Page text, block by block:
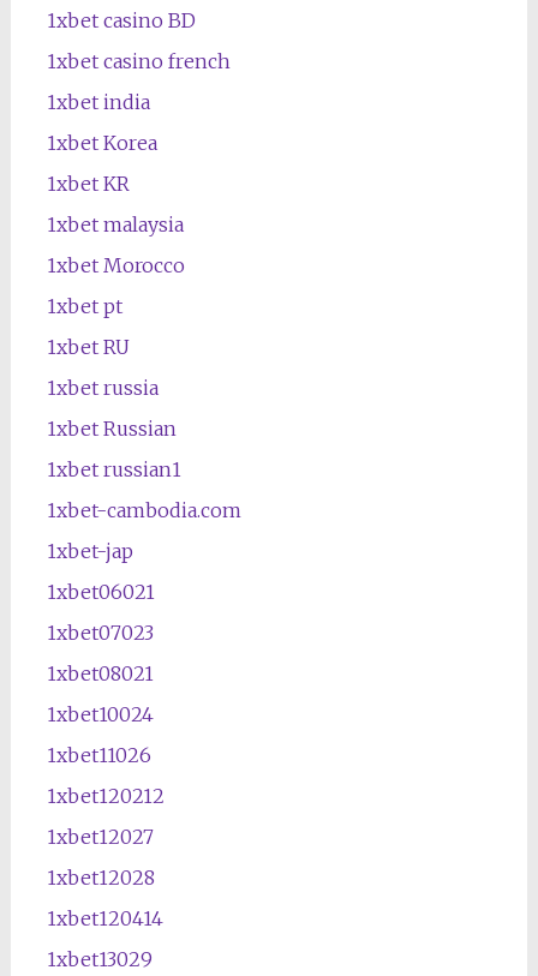
1xbet casino BD
1xbet casino french
1xbet india
1xbet Korea
1xbet KR
1xbet malaysia
1xbet Morocco
1xbet pt
1xbet RU
1xbet russia
1xbet Russian
1xbet russian1
1xbet-cambodia.com
1xbet-jap
1xbet06021
1xbet07023
1xbet08021
1xbet10024
1xbet11026
1xbet120212
1xbet12027
1xbet12028
1xbet120414
1xbet13029